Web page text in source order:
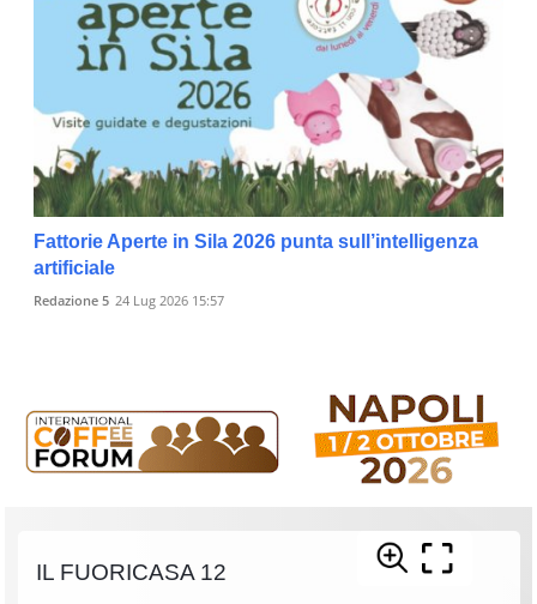
Fattorie Aperte in Sila 2026 punta sull’intelligenza
artificiale
Redazione 5 24 Lug 2026 15:57